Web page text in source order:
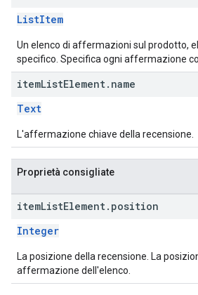
ListItem
Un elenco di affermazioni sul prodotto,
specifico. Specifica ogni affermazione
itemListElement. name
Text
L'affermazione chiave della recensione.
Proprietà consigliate
itemListElement. position
Integer
La posizione della recensione. La
affermazione dell'elenco.